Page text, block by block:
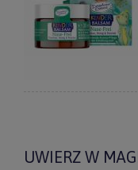
UWIERZ W